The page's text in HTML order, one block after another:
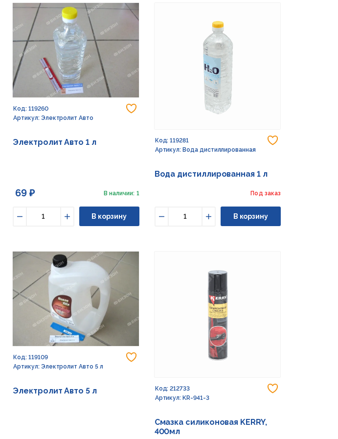
Добавить в избранное
Добавить в избранное
Код: 119260
Артикул: Электролит Авто
Электролит Авто 1 л
69 ₽ В наличии: 1
Увеличить
В корзину
Код: 119281
Артикул: Вода дистиллированная
Вода дистиллированная 1 л
Под заказ
Увеличить
В корзину
Добавить в избранное
Добавить в избранное
Код: 119109
Артикул: Электролит Авто 5 л
Электролит Авто 5 л
Код: 212733
Артикул: KR-941-3
Смазка силиконовая KERRY,
400мл